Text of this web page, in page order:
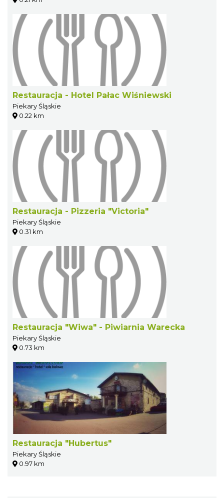
Restauracja - Hotel Pałac Wiśniewski
Piekary Śląskie
0.22 km
Restauracja - Pizzeria "Victoria"
Piekary Śląskie
0.31 km
Restauracja "Wiwa" - Piwiarnia Warecka
Piekary Śląskie
0.73 km
Restauracja "Hubertus"
Piekary Śląskie
0.97 km